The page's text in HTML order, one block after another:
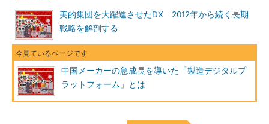
美的集団を大躍進させたDX 2012年から続く長期
戦略を解剖する
中国メーカーの急成長を導いた「製造デジタルプ
ラットフォーム」とは